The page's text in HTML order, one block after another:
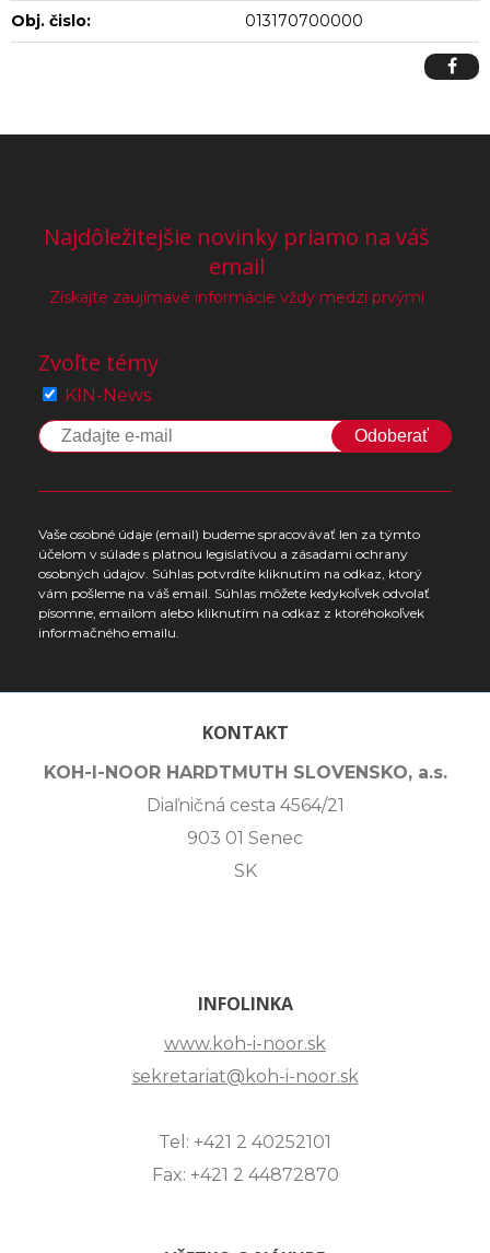
Obj. čislo: 013170700000
Najdôležitejšie novinky priamo na váš
email
Získajte zaujímavé informácie vždy medzi prvými
Zvoľte témy
KIN-News
Odoberať
Vaše osobné údaje (email) budeme spracovávať len za týmto
účelom v súlade s platnou legislatívou a zásadami ochrany
osobných údajov. Súhlas potvrdíte kliknutím na odkaz, ktorý
vám pošleme na váš email. Súhlas môžete kedykoľvek odvolať
písomne, emailom alebo kliknutím na odkaz z ktoréhokoľvek
informačného emailu.
KONTAKT
KOH-I-NOOR HARDTMUTH SLOVENSKO, a.s.
Diaľničná cesta 4564/21
903 01 Senec
SK
INFOLINKA
www.koh-i-noor.sk
sekretariat@koh-i-noor.sk
Tel: +421 2 40252101
Fax: +421 2 44872870